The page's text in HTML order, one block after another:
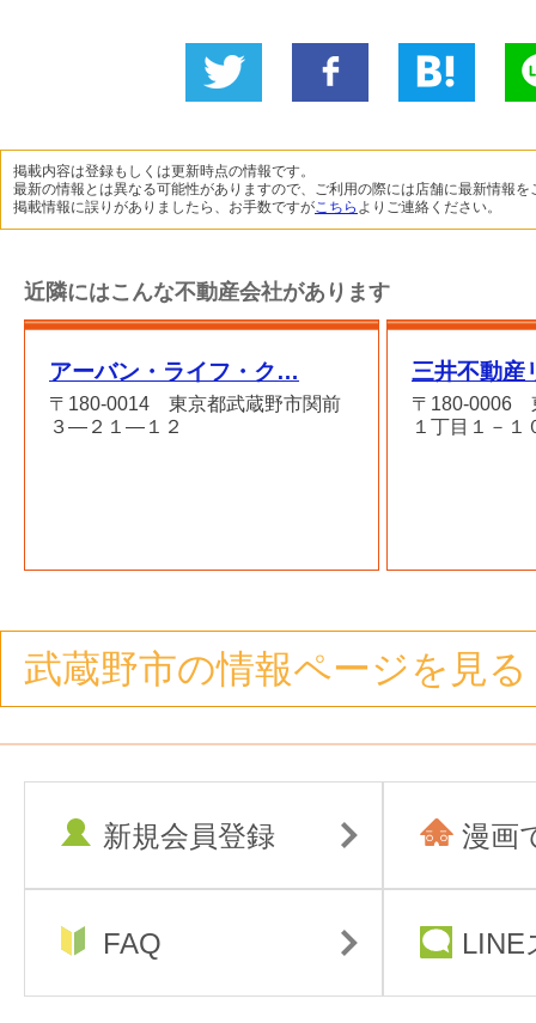
に投稿
ね！
掲載内容は登録もしくは更新時点の情報です。
最新の情報とは異なる可能性がありますので、ご利用の際には店舗に最新情報を
掲載情報に誤りがありましたら、お手数ですがこちら よりご連絡ください。
近隣にはこんな不動産会社があります
アーバン・ライフ・ク…
〒180-0014 東京都武蔵野市関前
３―２１―１２
三井不動
〒180-0006
１丁目１－１
武蔵野市の情報ページを見る
新規会員登録 漫画
FAQ LINE